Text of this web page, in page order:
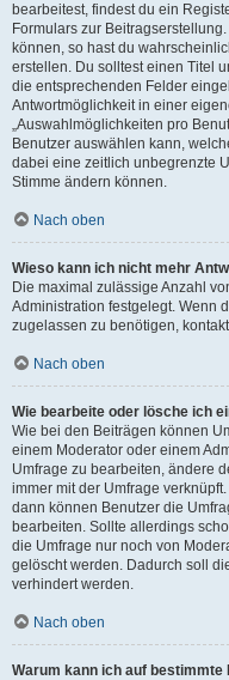
bearbeitest, findest du ein
Formulars zur
können, so hast du
erstellen. Du solltest einen Titel
die entsprechenden Felder
Antwortmöglichkeit in einer
„Auswahlmöglichkeiten pro
Benutzer auswählen kann,
dabei eine zeitlich unbegrenzte
Stimme ändern können.
Nach oben
Wieso kann ich nicht mehr
Die maximal zulässige Anzahl
Administration festgelegt. Wenn
zugelassen zu benötigen,
Nach oben
Wie bearbeite oder lösche ich
Wie bei den Beiträgen können
einem Moderator oder einem
Umfrage zu bearbeiten, ändere
immer mit der Umfrage
dann können Benutzer die
bearbeiten. Sollte allerdings
die Umfrage nur noch von
gelöscht werden. Dadurch soll
verhindert werden.
Nach oben
Warum kann ich auf bestimmte